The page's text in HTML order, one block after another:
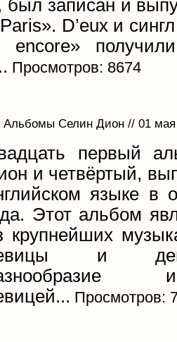
был записан и
D’eux и
encore»
Просмотров: 8674
Альбомы Селин Дион // 01 мая
первый
и четвёртый,
языке в
Этот альбом
крупнейших
и
Просмотров: